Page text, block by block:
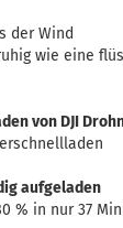
der Wind
wie eine
von DJI
aufgeladen
% in nur 37